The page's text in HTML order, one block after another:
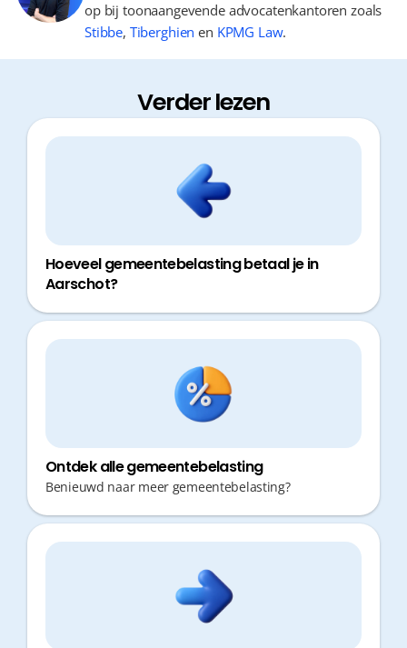
op bij toonaangevende advocatenkantoren zoals
Stibbe, Tiberghien en KPMG Law.
Verder lezen
Hoeveel gemeentebelasting betaal je in
Aarschot?
Ontdek alle gemeentebelasting
Benieuwd naar meer gemeentebelasting?